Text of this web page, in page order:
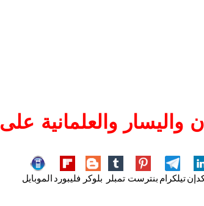
والعلمانية على
تيلكرام بنترست تمبلر بلوكر فليبورد الموبايل